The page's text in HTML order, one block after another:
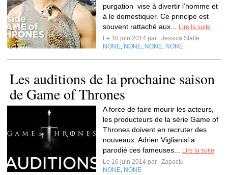
purgation vise à divertir l’homme et
à le domestiquer. Ce principe est
souvent rattaché aux...
Lire la suite
Le 18 juin 2014 par
Jessica Staffe
NONE NONE NONE NONE
Les auditions de la prochaine saison
de Game of Thrones
A force de faire mourir les acteurs,
les producteurs de la série Game of
Thrones doivent en recruter des
nouveaux. Adrien Viglianisi a
parodié ces fameuses...
Lire la suite
Le 16 juin 2014 par
Zapactu
NONE NONE